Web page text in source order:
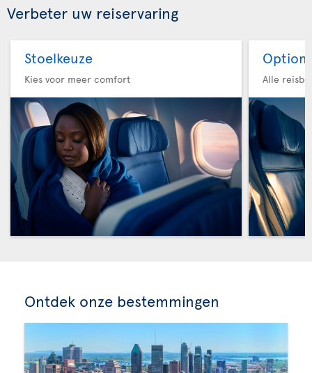
Verbeter uw reiservaring
Stoelkeuze
Kies voor meer comfort
Option
Alle
Ontdek onze bestemmingen